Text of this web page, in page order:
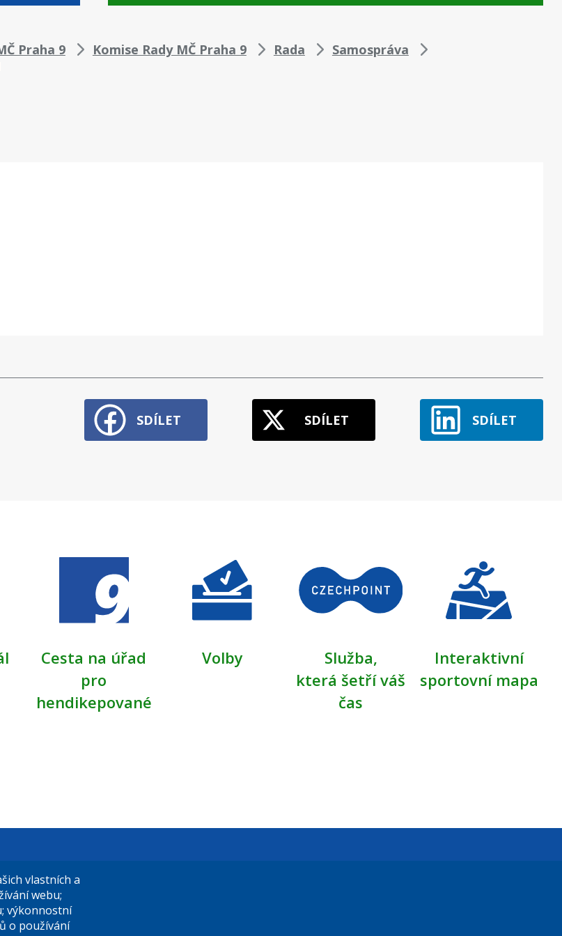
Praha 9 Komise Rady MČ Praha 9 Rada
Samospráva
SDÍLET SDÍLET SDÍLET
Cesta na úřad
pro
hendikepované
Volby
Služba,
která šetří váš
čas
Interaktivní
sportovní mapa
El. podatelna (s el. podpisem):
posta@praha9.cz
vlastních a
webu;
výkonnostní
o používání